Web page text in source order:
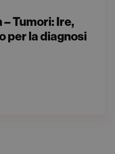
Tumori: Ire,
per la diagnosi